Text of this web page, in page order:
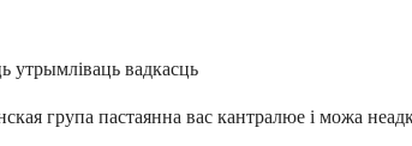
утрымліваць вадкасць
група пастаянна вас кантралюе і можа